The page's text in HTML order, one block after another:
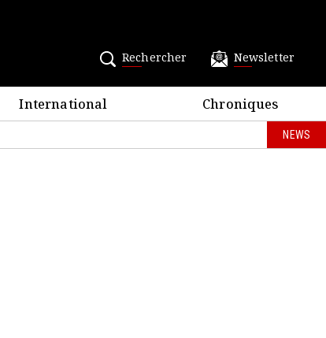
Rechercher Newsletter
International Chroniques
NEWS